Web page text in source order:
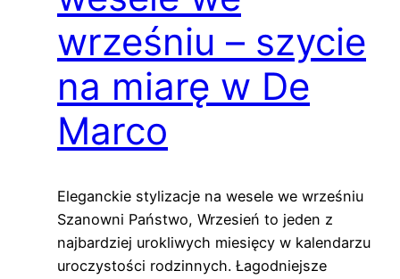
wrześniu – szycie
na miarę w De
Marco
Eleganckie stylizacje na wesele we wrześniu
Szanowni Państwo, Wrzesień to jeden z
najbardziej urokliwych miesięcy w kalendarzu
uroczystości rodzinnych. Łagodniejsze